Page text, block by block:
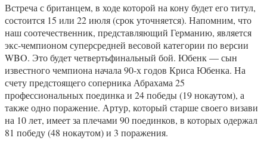
Встреча с британцем, в ходе которой на кону будет его титул,
состоится 15 или 22 июля (срок уточняется). Напомним, что
наш соотечественник, представляющий Германию, является
экс-чемпионом суперсредней весовой категории по версии
WBO. Это будет четвертьфинальный бой. Юбенк — сын
известного чемпиона начала 90-х годов Криса Юбенка. На
счету предстоящего соперника Абрахама 25
профессиональных поединка и 24 победы (19 нокаутом), а
также одно поражение. Артур, который старше своего визави
на 10 лет, имеет за плечами 90 поединков, в которых одержал
81 победу (48 нокаутом) и 3 поражения.